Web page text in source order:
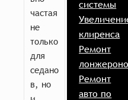
частая
не
только
для
седано
в, но
системы
клиренса
Ремонт
Ремонт
авто по